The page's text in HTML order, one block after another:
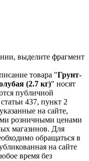
выделите фрагмент
товара "Грунт-
(2.7 кг)" носят
публичной
437, пункт 2
на сайте,
розничными ценами
магазинов. Для
обращаться в
на сайте
время без